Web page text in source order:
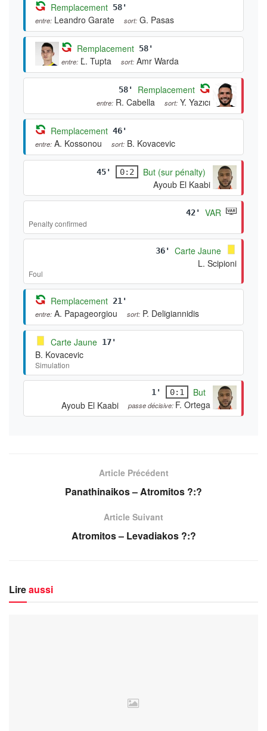
Remplacement 58'
entre: Leandro Garate sort: G. Pasas
Remplacement 58'
entre: Ľ. Tupta sort: Amr Warda
58' Remplacement
entre: R. Cabella sort: Y. Yazıcı
Remplacement 46'
entre: A. Kossonou sort: B. Kovacevic
45' 0:2
But (sur pénalty)
Ayoub El Kaabi
42' VAR
Penalty confirmed
36'
Carte Jaune
L. Scipioni
Foul
Remplacement 21'
entre: A. Papageorgiou sort: P. Deligiannidis
Carte Jaune 17'
B. Kovacevic
Simulation
1' 0:1
But
Ayoub El Kaabi
passe décisive: F. Ortega
Article Précédent
Panathinaikos – Atromitos ?:?
Article Suivant
Atromitos – Levadiakos ?:?
Lireaussi